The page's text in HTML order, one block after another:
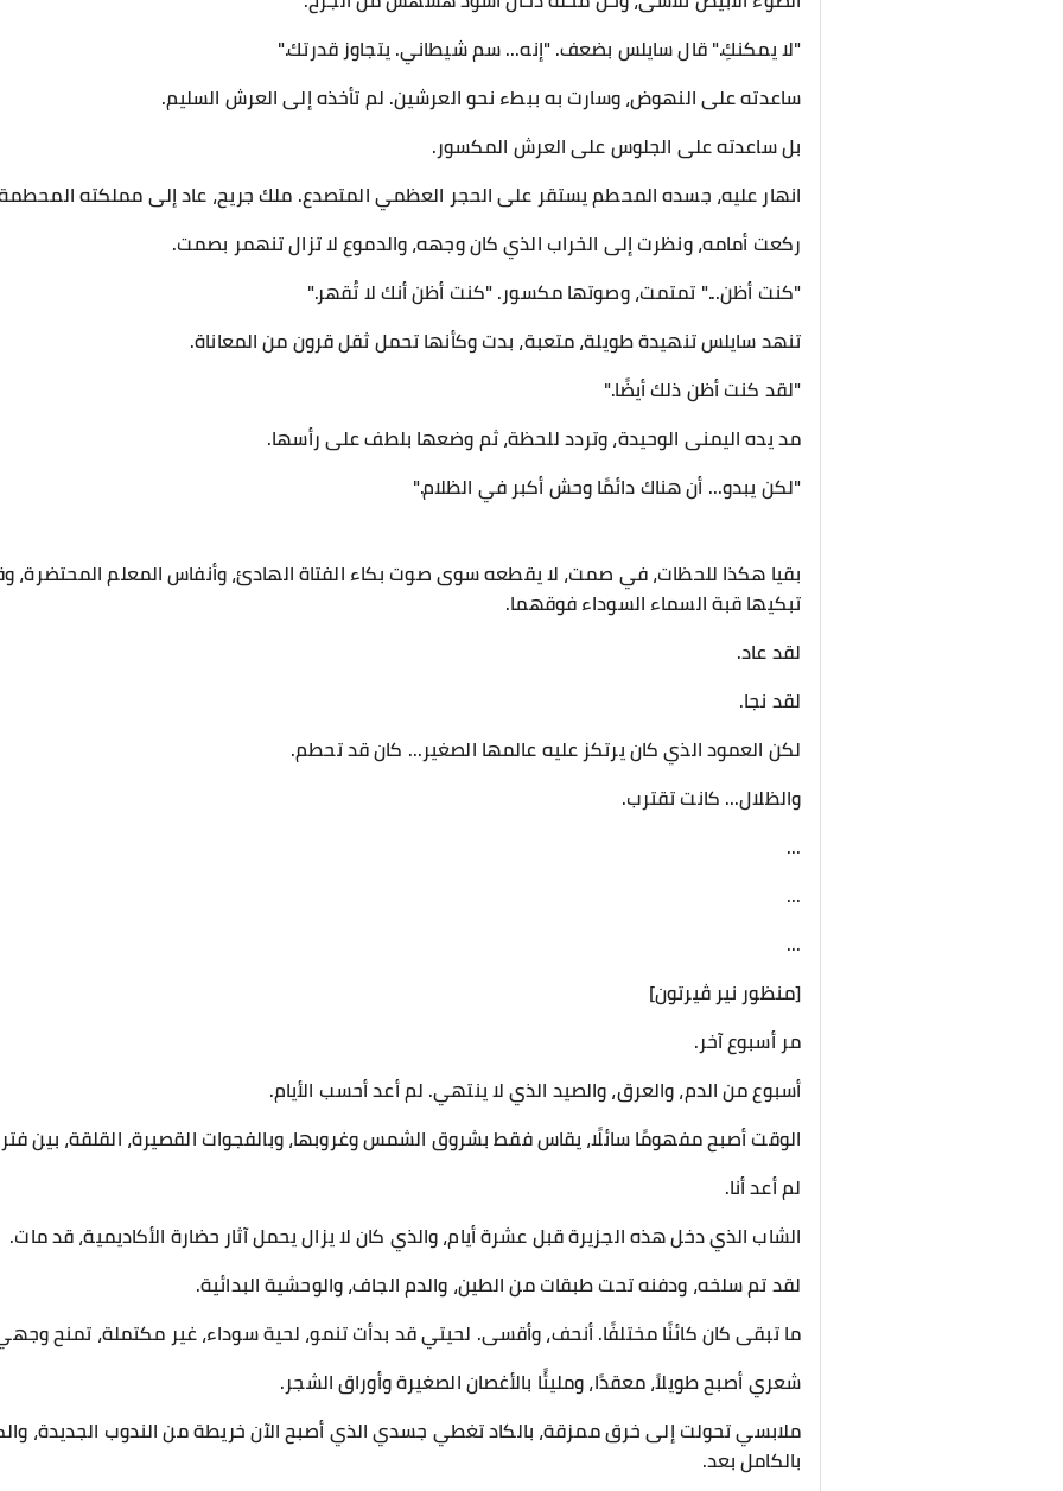
"لا يمكنكِ." قال سايلس بضعف. "إنه... سم شيطاني. يتجاوز قدرتك."
​ساعدته على النهوض، وسارت به ببطء نحو العرشين. لم تأخذه إلى العرش السليم.
بل ساعدته على الجلوس على العرش المكسور.
انهار عليه، جسده المحطم يستقر على الحجر العظمي المتصدع. ملك جريح، عاد إلى مملكته
ركعت أمامه، ونظرت إلى الخراب الذي كان وجهه، والدموع لا تزال تنهمر بصمت.
​"كنت أظن..." تمتمت، وصوتها مكسور. "كنت أظن أنك لا تُقهر."
​تنهد سايلس تنهيدة طويلة، متعبة، بدت وكأنها تحمل ثقل قرون من المعاناة.
"لقد كنت أظن ذلك أيضًا."
مد يده اليمنى الوحيدة، وتردد للحظة، ثم وضعها بلطف على رأسها.
"لكن يبدو... أن هناك دائمًا وحش أكبر في الظلام."
​بقيا هكذا للحظات، في صمت، لا يقطعه سوى صوت بكاء الفتاة الهادئ، وأنفاس المعلم المحتضرة،
تبكيها قبة السماء السوداء فوقهما.
لقد عاد.
لقد نجا.
لكن العمود الذي كان يرتكز عليه عالمها الصغير... كان قد تحطم.
والظلال... كانت تقترب.
...
...
...
​[منظور نير ڤيرتون]
​مر أسبوع آخر.
أسبوع من الدم، والعرق، والصيد الذي لا ينتهي. لم أعد أحسب الأيام.
الوقت أصبح مفهومًا سائلًا، يقاس فقط بشروق الشمس وغروبها، وبالفجوات القصيرة، القلقة، بين
​لم أعد أنا.
الشاب الذي دخل هذه الجزيرة قبل عشرة أيام، والذي كان لا يزال يحمل آثار حضارة الأكاديمية، قد مات.
لقد تم سلخه، ودفنه تحت طبقات من الطين، والدم الجاف، والوحشية البدائية.
ما تبقى كان كائنًا مختلفًا. أنحف، وأقسى. لحيتي قد بدأت تنمو، لحية سوداء، غير مكتملة، تمنح
شعري أصبح طويلاً، معقدًا، ومليئًا بالأغصان الصغيرة وأوراق الشجر.
ملابسي تحولت إلى خرق ممزقة، بالكاد تغطي جسدي الذي أصبح الآن خريطة من الندوب الجديدة،
بالكامل بعد.